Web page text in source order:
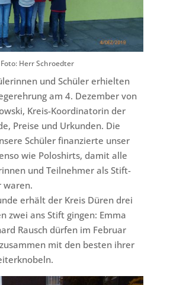
Foto: Herr Schroedter
und Schüler erhielten
am 4. Dezember von
Kreis-Koordinatorin der
Preise und Urkunden. Die
Schüler finanzierte unser
wie Poloshirts, damit alle
und Teilnehmer als Stift-
waren.
erhält der Kreis Düren drei
zwei ans Stift gingen: Emma
Rausch dürfen im Februar
mit den besten ihrer